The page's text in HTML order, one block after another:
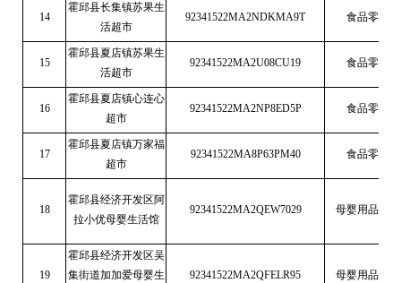
14
霍邱县长集镇苏果生
活超市
92341522MA2NDKMA9T 食品零售
15
霍邱县夏店镇苏果生
活超市
92341522MA2U08CU19 食品零售
16
霍邱县夏店镇心连心
超市
92341522MA2NP8ED5P 食品零售
17
霍邱县夏店镇万家福
超市
92341522MA8P63PM40 食品零售
18
霍邱县经济开发区阿
拉小优母婴生活馆
92341522MA2QEW7029 母婴用品销售
19
霍邱县经济开发区吴
集街道加加爱母婴生
92341522MA2QFELR95 母婴用品销售